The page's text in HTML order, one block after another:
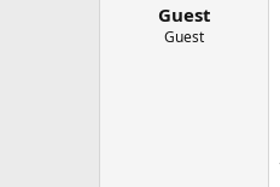
Guest
Guest